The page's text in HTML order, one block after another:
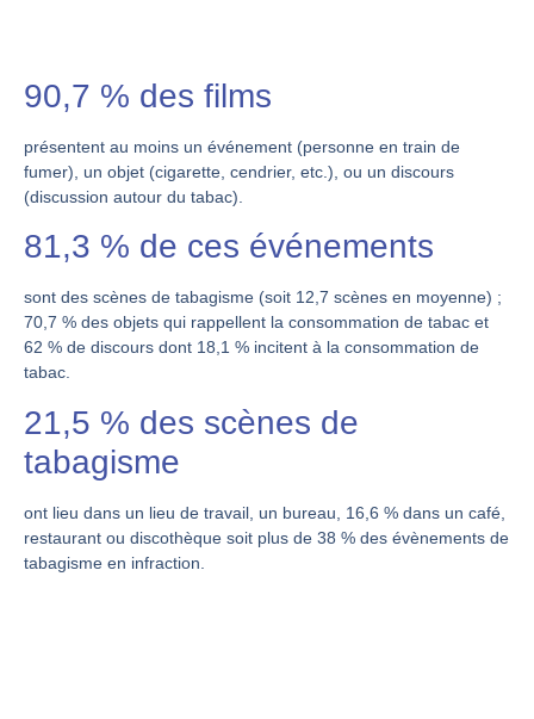
90,7 % des films
présentent au moins un événement (personne en train de
fumer), un objet (cigarette, cendrier, etc.), ou un discours
(discussion autour du tabac).
81,3 % de ces événements
sont des scènes de tabagisme (soit 12,7 scènes en moyenne) ;
70,7 % des objets qui rappellent la consommation de tabac et
62 % de discours dont 18,1 % incitent à la consommation de
tabac.
21,5 % des scènes de
tabagisme
ont lieu dans un lieu de travail, un bureau, 16,6 % dans un café,
restaurant ou discothèque soit plus de 38 % des évènements de
tabagisme en infraction.